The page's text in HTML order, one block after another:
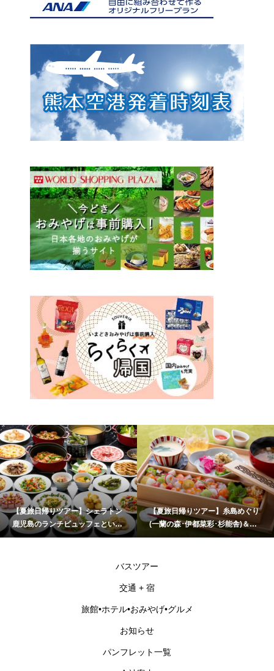
【夏旅日帰りツアー】シェラトン
鹿児島のランチビュッフェといお
ワールドかごしま水族館
【夏旅日帰りツアー】糸島めぐり
(一蘭の森･伊都菜彩･杉能舎)＆海
乃御馳走「玄海灘ちらし重」ラン
バスツアー
交通 + 宿
旅館•ホテル•おみやげ•グルメ
お知らせ
パンフレット一覧